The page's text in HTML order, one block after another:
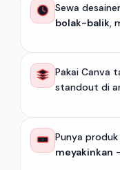
Sewa
bolak-balik,
Pakai Canva
standout di
Punya
meyakinkan